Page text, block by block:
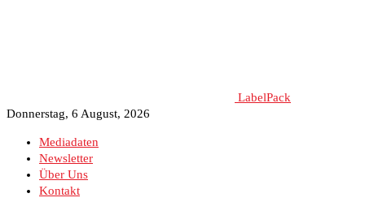
LabelPack
Donnerstag, 6 August, 2026
Mediadaten
Newsletter
Über Uns
Kontakt